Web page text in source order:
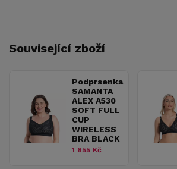
Související zboží
Podprsenka
SAMANTA
ALEX A530
SOFT FULL
CUP
WIRELESS
BRA BLACK
1 855 Kč